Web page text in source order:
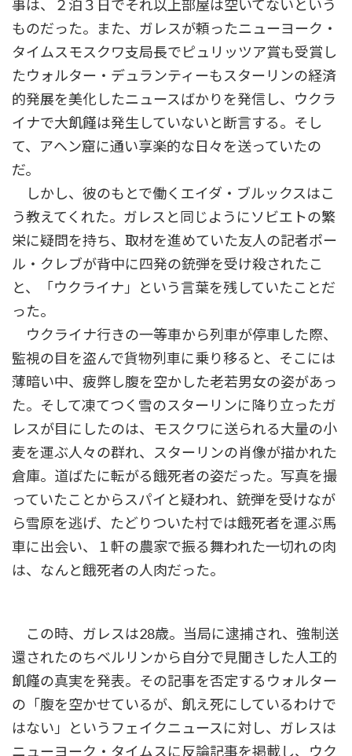
事は、２泊３日でそれ以上部屋は空いてないという
ものだった。また、ガレスが頼ったニューヨーク・
タイムスモスクワ支局長でピュリッツア賞も受賞し
たウォルター・デュランティーもスターリンの経済
的発展を美化したニュースばかりを発信し、ウクラ
イナで大飢饉は発生していないと断言する。そし
て、アヘン窟に通い享楽的な日々を送っていたの
だ。
しかし、彼のもとで働くエイダ・ブルックスはこ
う教えてくれた。ガレスと同じようにソビエトの繁
栄に疑問を持ち、取材を進めていた友人の記者ポー
ル・クレブが背中に四発の銃弾を受け殺されたこ
と、「ウクライナ」という言葉を残していたことだ
った。
ウクライナ行きの一等車から列車が停車した際、
監視の目を盗んで貨物列車に乗り移ると、そこには
薄暗い中、疲弊し腹を空かした老若男女の姿があっ
た。そして凍てつく雪のスターリンに降り立ったガ
レスが目にしたのは、モスクワに送られる大量の小
麦を運ぶ人々の群れ、スターリンの肖像が描かれた
倉庫。道ばたに転がる餓死者の姿だった。写真を撮
っていたことからスパイと疑われ、銃弾を受けなが
ら雪原を逃げ、たどりついた村では餓死者を運ぶ馬
車に出会い、１軒の農家で振る舞われた一切れの肉
は、なんと餓死者の人肉だった。
この時、ガレスは28歳。当局に逮捕され、強制送
還されたのちベルリンから自分で見聞きした人工的
飢饉の真実を発表。その記事を否定するウォルター
の「腹を空かせているが、飢え死にしているわけで
はない」というフェイクニュースに対し、ガレスは
ニューヨーク・タイムスに反論記事を掲載し、ウク